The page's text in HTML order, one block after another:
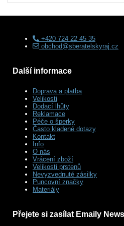
+420 724 22 45 35
obchod@sberatelskyraj.cz
Další informace
Doprava a platba
Velikosti
Dodací lhůty
Reklamace
Péče o šperky
Často kladené dotazy
Kontakt
Info
O nás
Vrácení zboží
Velikosti prstenů
Nevyzvednuté zásilky
Puncovní značky
Materiály
Přejete si zasílat Emaily